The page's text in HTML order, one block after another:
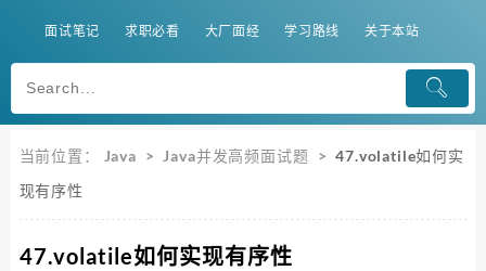
面试笔记 求职必看 大厂面经 学习路线 关于本站
当前位置： Java > Java并发高频面试题 >47.volatile如何实
现有序性
47.volatile如何实现有序性